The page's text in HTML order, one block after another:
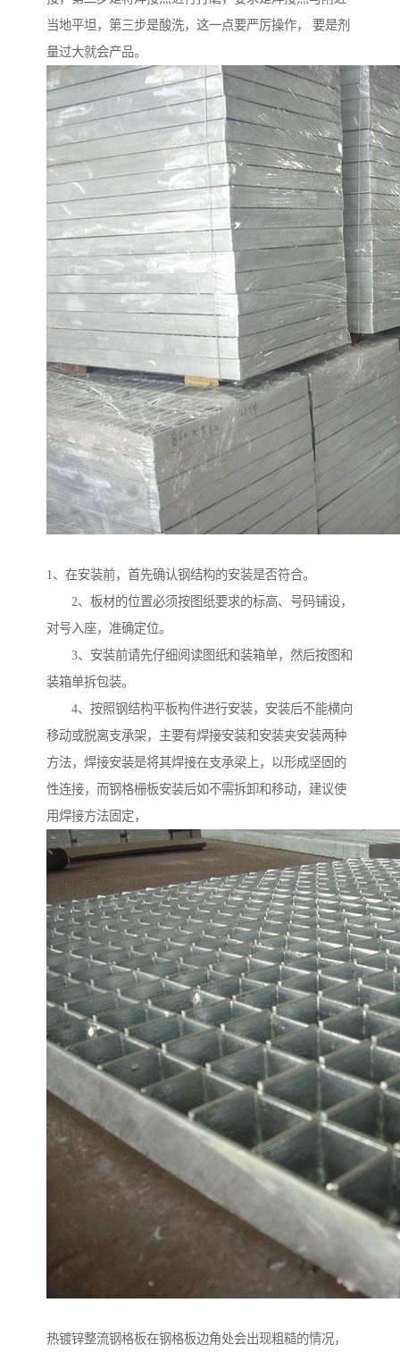
当地平坦，第三步是酸洗，这一点要严厉操作， 要是剂
量过大就会产品。
1、在安装前，首先确认钢结构的安装是否符合。
2、板材的位置必须按图纸要求的标高、号码铺设，
对号入座，准确定位。
3、安装前请先仔细阅读图纸和装箱单，然后按图和
装箱单拆包装。
4、按照钢结构平板构件进行安装，安装后不能横向
移动或脱离支承架，主要有焊接安装和安装夹安装两种
方法，焊接安装是将其焊接在支承梁上，以形成坚固的
性连接，而钢格栅板安装后如不需拆卸和移动，建议使
用焊接方法固定，
热镀锌整流钢格板在钢格板边角处会出现粗糙的情况，